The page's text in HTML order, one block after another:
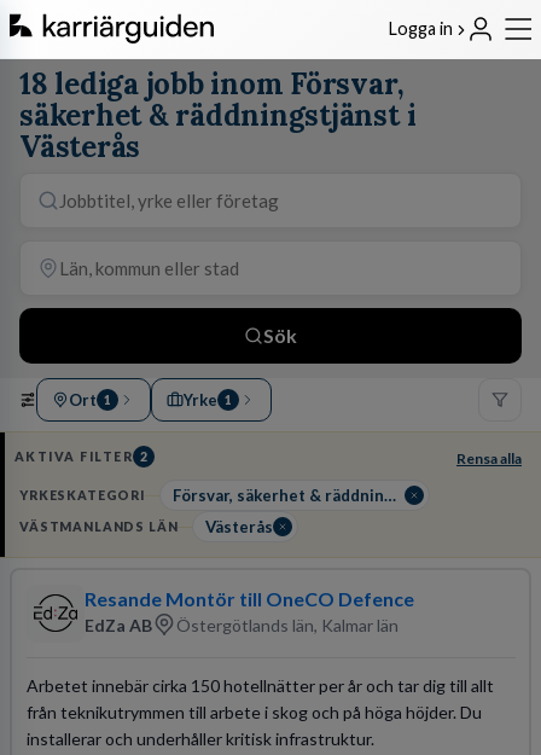
Logga in
18 lediga jobb inom Försvar,
säkerhet & räddningstjänst i
Västerås
Sök
Ort 1 Yrke 1
AKTIVA FILTER 2 Rensa alla
YRKESKATEGORI Försvar, säkerhet & räddningstjänst
VÄSTMANLANDS LÄN Västerås
Resande Montör till OneCO Defence
EdZa AB Östergötlands län, Kalmar län
Arbetet innebär cirka 150 hotellnätter per år och tar dig till allt
från teknikutrymmen till arbete i skog och på höga höjder. Du
installerar och underhåller kritisk infrastruktur.